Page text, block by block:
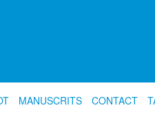
MANUSCRITS CONTACT